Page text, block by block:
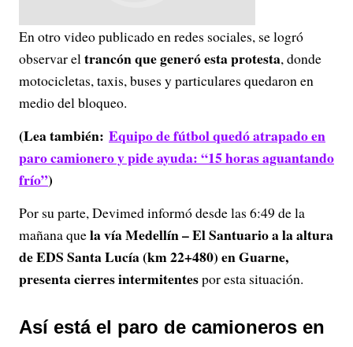
En otro video publicado en redes sociales, se logró
observar eltrancón que generó esta protesta, donde
motocicletas, taxis, buses y particulares quedaron en
medio del bloqueo.
(Lea también: Equipo de fútbol quedó atrapado en
paro camionero y pide ayuda: “15 horas aguantando
frío”)
Por su parte, Devimed informó desde las 6:49 de la
mañana quela vía Medellín – El Santuario a la altura
de EDS Santa Lucía (km 22+480) en Guarne,
presenta cierres intermitentespor esta situación.
Así está el paro de camioneros en